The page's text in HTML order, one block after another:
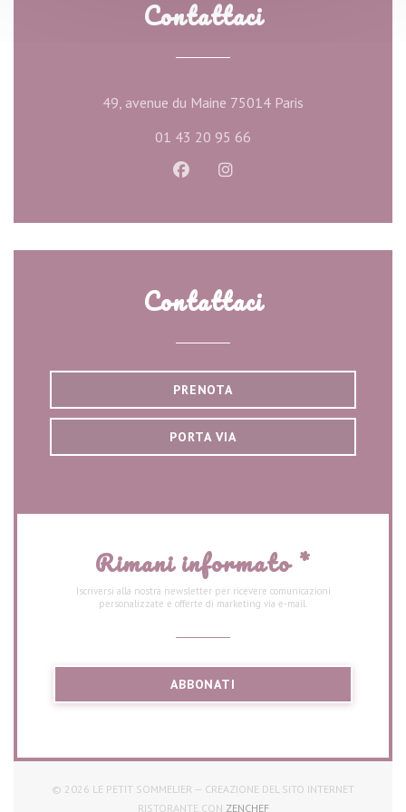
Contattaci
49, avenue du Maine 75014 Paris
01 43 20 95 66
Facebook ((apre una nuova
Instagram ((apre una
Contattaci
PRENOTA
PORTA VIA
Rimani informato*
Iscriversi alla nostra newsletter per ricevere comunicazioni
personalizzate e offerte di marketing via e-mail.
ABBONATI
© 2026 LE PETIT SOMMELIER — CREAZIONE DEL SITO INTERNET
RISTORANTE CON ZENCHEF((APRE UNA NUOVA